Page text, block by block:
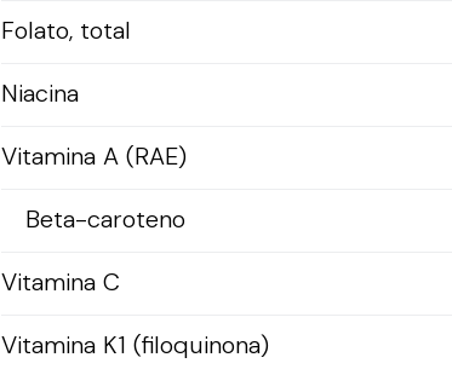
Folato, total
Niacina
Vitamina A (RAE)
Beta-caroteno
Vitamina C
Vitamina K1 (filoquinona)